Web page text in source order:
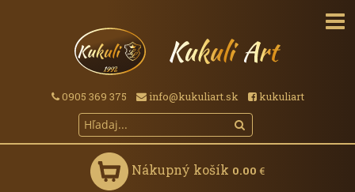
0905 369 375 info@kukuliart.sk kukuliart
Nákupný košík 0.00 €